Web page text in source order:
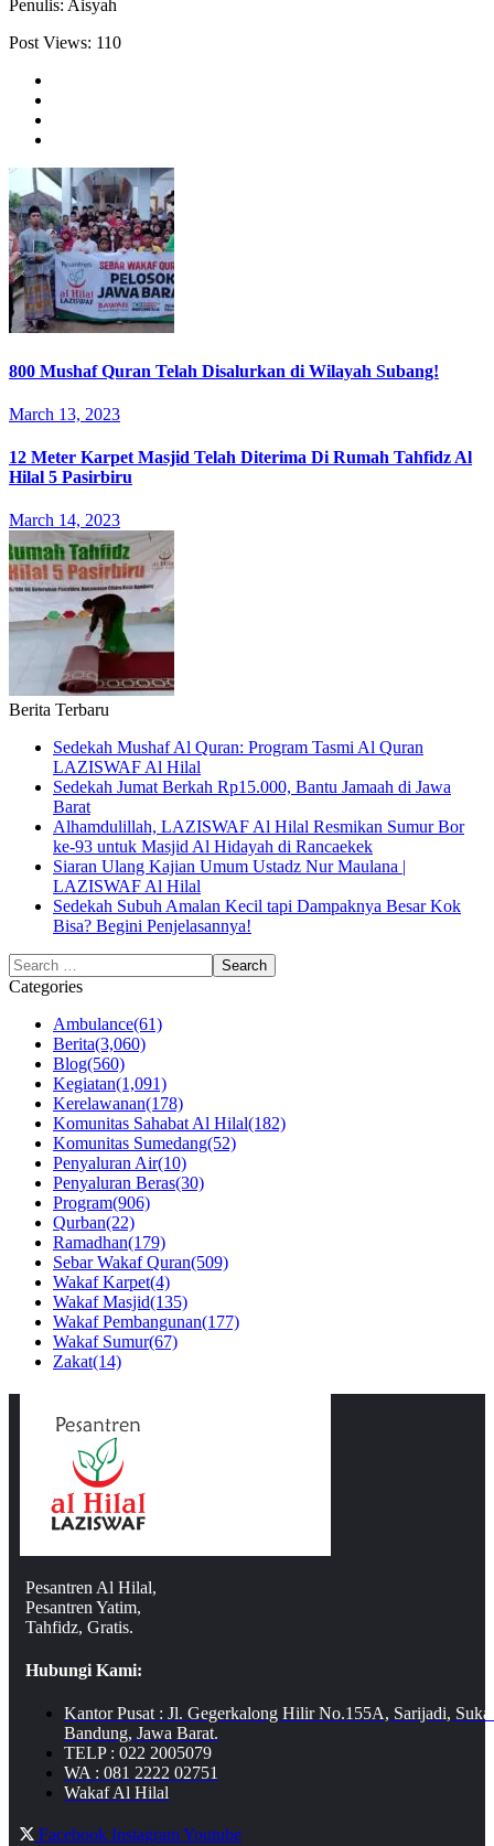
Penulis: Aisyah
Post Views: 110
800 Mushaf Quran Telah Disalurkan di Wilayah Subang!
March 13, 2023
12 Meter Karpet Masjid Telah Diterima Di Rumah Tahfidz Al
Hilal 5 Pasirbiru
March 14, 2023
Berita Terbaru
Sedekah Mushaf Al Quran: Program Tasmi Al Quran
LAZISWAF Al Hilal
Sedekah Jumat Berkah Rp15.000, Bantu Jamaah di Jawa
Barat
Alhamdulillah, LAZISWAF Al Hilal Resmikan Sumur Bor
ke-93 untuk Masjid Al Hidayah di Rancaekek
Siaran Ulang Kajian Umum Ustadz Nur Maulana |
LAZISWAF Al Hilal
Sedekah Subuh Amalan Kecil tapi Dampaknya Besar Kok
Bisa? Begini Penjelasannya!
Categories
Ambulance(61)
Berita(3,060)
Blog(560)
Kegiatan(1,091)
Kerelawanan(178)
Komunitas Sahabat Al Hilal(182)
Komunitas Sumedang(52)
Penyaluran Air(10)
Penyaluran Beras(30)
Program(906)
Qurban(22)
Ramadhan(179)
Sebar Wakaf Quran(509)
Wakaf Karpet(4)
Wakaf Masjid(135)
Wakaf Pembangunan(177)
Wakaf Sumur(67)
Zakat(14)
Pesantren Al Hilal,
Pesantren Yatim,
Tahfidz, Gratis.
Hubungi Kami:
Kantor Pusat : Jl. Gegerkalong Hilir No.155A, Sarijadi,
Bandung, Jawa Barat.
TELP : 022 2005079
WA : 081 2222 02751
Wakaf Al Hilal
Facebook InstagramYoutube